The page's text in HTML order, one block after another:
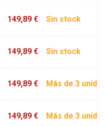
149,89 € Sin stock
149,89 € Sin stock
149,89 € Más de 3
149,89 € Más de 3